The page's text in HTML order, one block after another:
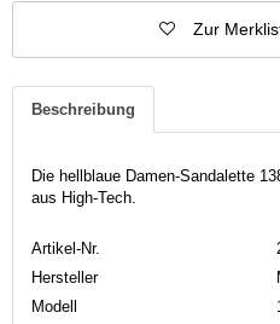
Zur
Beschreibung
Die hellblaue Damen-Sandalette
aus High-Tech.
Artikel-Nr.
Hersteller
Modell